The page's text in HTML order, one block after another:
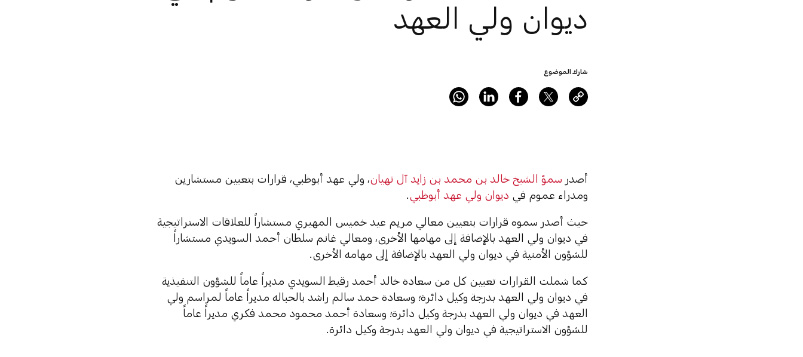
ديوان ولي العهد
شارك الموضوع
أصدر سموّ الشيخ خالد بن محمد بن زايد آل نهيان، ولي عهد أبوظبي، قرارات بتعيين مستشارين
ومدراء عموم في ديوان ولي عهد أبوظبي.
حيث أصدر سموه قرارات بتعيين معالي مريم عيد خميس المهيري مستشاراً للعلاقات الاستراتيجية
في ديوان ولي العهد بالإضافة إلى مهامها الأخرى، ومعالي غانم سلطان أحمد السويدي مستشاراً
للشؤون الأمنية في ديوان ولي العهد بالإضافة إلى مهامه الأخرى.
كما شملت القرارات تعيين كل من سعادة خالد أحمد رقيط السويدي مديراً عاماً للشؤون التنفيذية
في ديوان ولي العهد بدرجة وكيل دائرة؛ وسعادة حمد سالم راشد بالحباله مديراً عاماً لمراسم ولي
العهد في ديوان ولي العهد بدرجة وكيل دائرة؛ وسعادة أحمد محمود محمد فكري مديراً عاماً
للشؤون الاستراتيجية في ديوان ولي العهد بدرجة وكيل دائرة.